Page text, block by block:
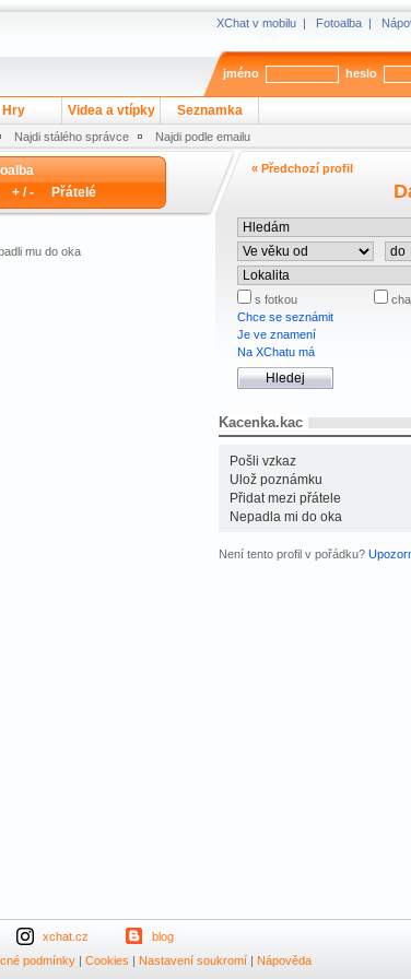
XChat v mobilu | Fotoalba |
jméno heslo
Hry Videa a vtípky Seznamka
Najdi stálého správce Najdi podle emailu
+ / - Přátelé
« Předchozí profil
mu do oka
s fotkou
Chce se seznámit
Je ve znamení
Na XChatu má
Kacenka.kac
Pošli vzkaz
Ulož poznámku
Přidat mezi přátele
Nepadla mi do oka
Není tento profil v pořádku?
xchat.cz
blog
podmínky| Cookies | Nastavení soukromí| Nápověda